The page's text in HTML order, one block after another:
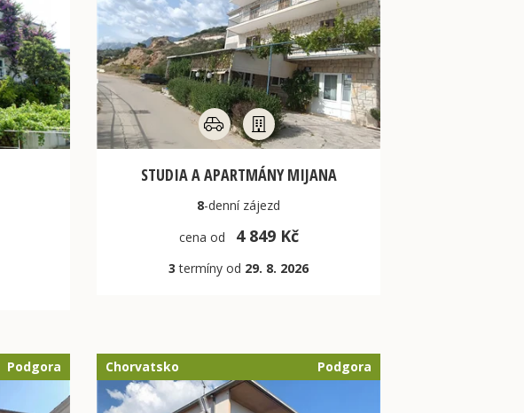
STUDIA A APARTMÁNY MIJANA
8-dennízájezd
cena od
4 849 Kč
3 termíny od 29. 8. 2026
Podgora Chorvatsko Podgora